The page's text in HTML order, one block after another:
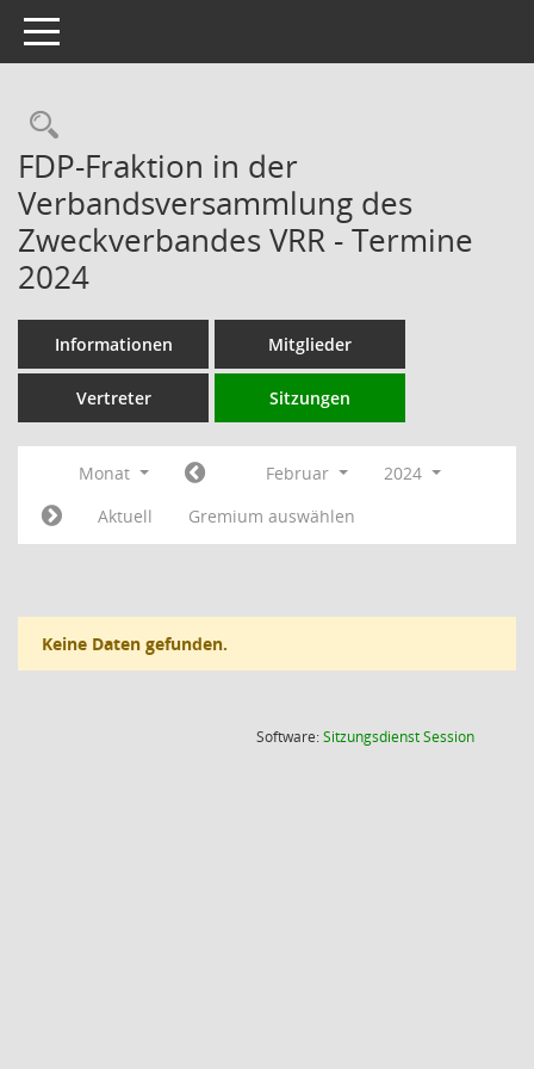
Toggle navigation
Rechercheauswahl
FDP-Fraktion in der
Verbandsversammlung des
Zweckverbandes VRR - Termine
2024
Informationen Mitglieder
Vertreter Sitzungen
Monat Februar
2024
Aktuell
Gremium auswählen
Keine Daten gefunden.
Software:SitzungsdienstSession(Wird in